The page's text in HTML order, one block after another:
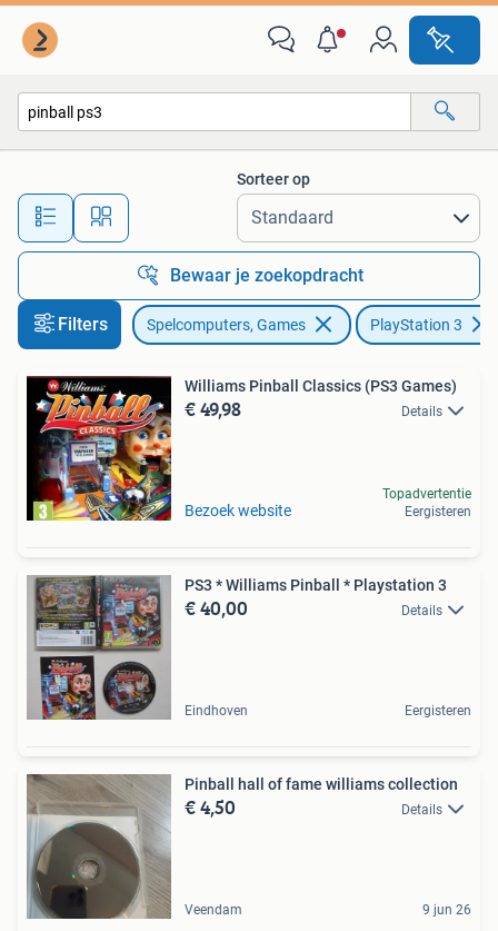
Alle afstanden…
Sorteer op
Bewaar je zoekopdracht
Filters Spelcomputers, Games PlayStation 3
Williams Pinball Classics (PS3 Games)
€ 49,98 Details
Bezoek website
Topadvertentie
Eergisteren
PS3 * Williams Pinball * Playstation 3
€ 40,00 Details
Eindhoven Eergisteren
Pinball hall of fame williams collection
€ 4,50 Details
Veendam 9 jun 26